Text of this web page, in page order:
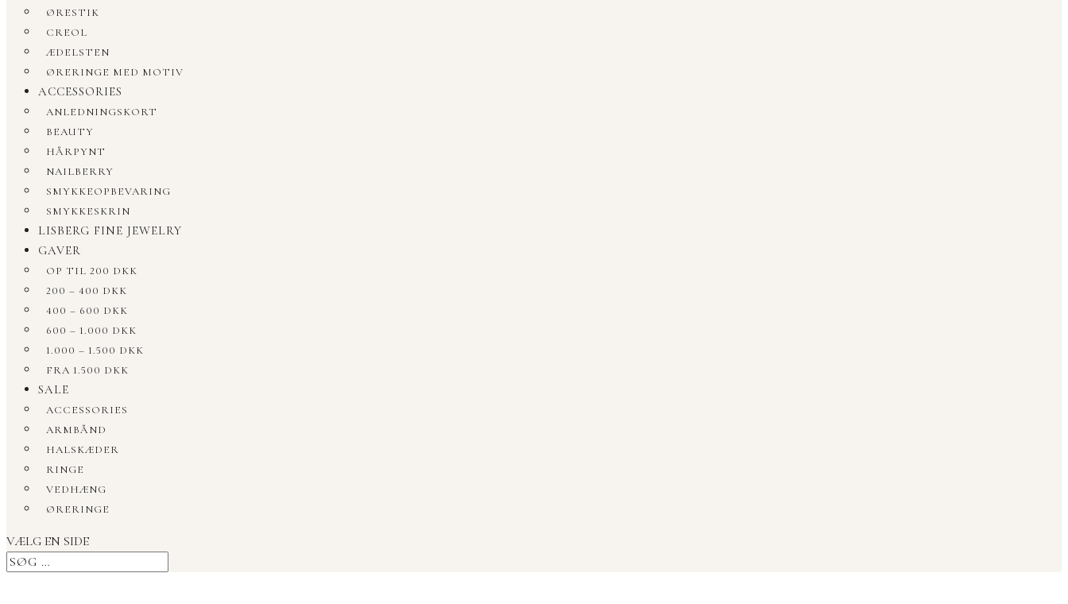
ØRESTIK
CREOL
ÆDELSTEN
ØRERINGE MED MOTIV
ACCESSORIES
ANLEDNINGSKORT
BEAUTY
HÅRPYNT
NAILBERRY
SMYKKEOPBEVARING
SMYKKESKRIN
LISBERG FINE JEWELRY
GAVER
OP TIL 200 DKK
200 – 400 DKK
400 – 600 DKK
600 – 1.000 DKK
1.000 – 1.500 DKK
FRA 1.500 DKK
SALE
ACCESSORIES
ARMBÅND
HALSKÆDER
RINGE
VEDHÆNG
ØRERINGE
VÆLG EN SIDE